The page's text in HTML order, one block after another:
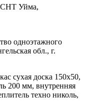
СНТ Уйма,
одноэтажного
обл., г.
сухая доска 150х50,
200 мм, внутренняя
техно николь,